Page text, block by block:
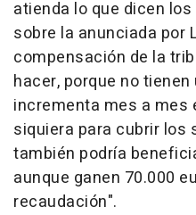
atienda lo que dicen
sobre la anunciada por
compensación de la
hacer, porque no
incrementa mes a mes
siquiera para cubrir
también podría
aunque ganen 70.000
recaudación".